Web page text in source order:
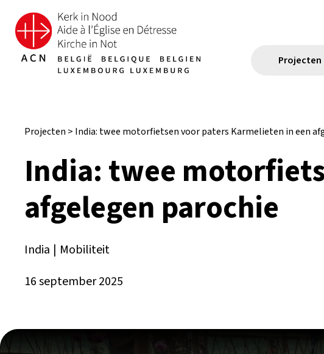
Projecten
Projecten > India: twee motorfietsen voor paters Karmelieten in een
India: twee
afgelegen parochie
India | Mobiliteit
16 september 2025